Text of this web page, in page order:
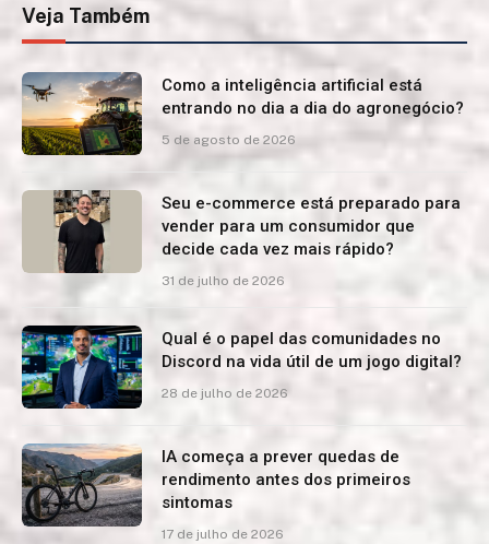
Veja Também
Como a inteligência artificial está
entrando no dia a dia do agronegócio?
5 de agosto de 2026
Seu e-commerce está preparado para
vender para um consumidor que
decide cada vez mais rápido?
31 de julho de 2026
Qual é o papel das comunidades no
Discord na vida útil de um jogo digital?
28 de julho de 2026
IA começa a prever quedas de
rendimento antes dos primeiros
sintomas
17 de julho de 2026